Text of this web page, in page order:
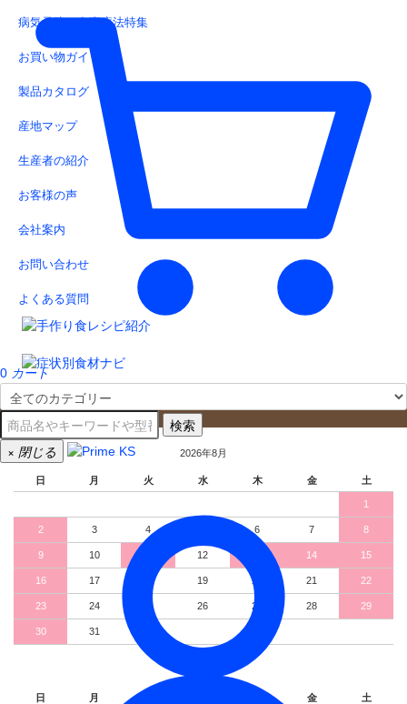
0 カート
検索
× 閉じる
病気予防・食事療法特集
お買い物ガイド
製品カタログ
産地マップ
生産者の紹介
お客様の声
会社案内
お問い合わせ
よくある質問
営業日カレンダー
2026年8月
日 月 火 水 木 金 土
1
2 3 4 6 7 8
9 10 12 14 15
16 17 19 20 21 22
23 24 25 26 27 28 29
30 31
日 月 金 土